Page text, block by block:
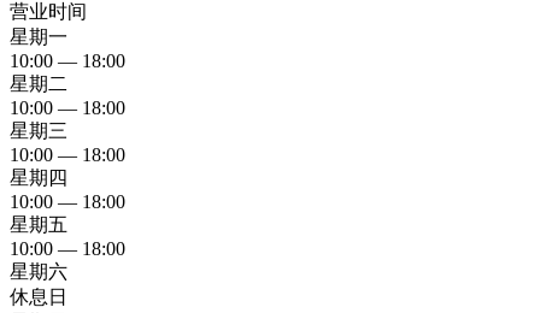
营业时间
星期一
10:00 — 18:00
星期二
10:00 — 18:00
星期三
10:00 — 18:00
星期四
10:00 — 18:00
星期五
10:00 — 18:00
星期六
休息日